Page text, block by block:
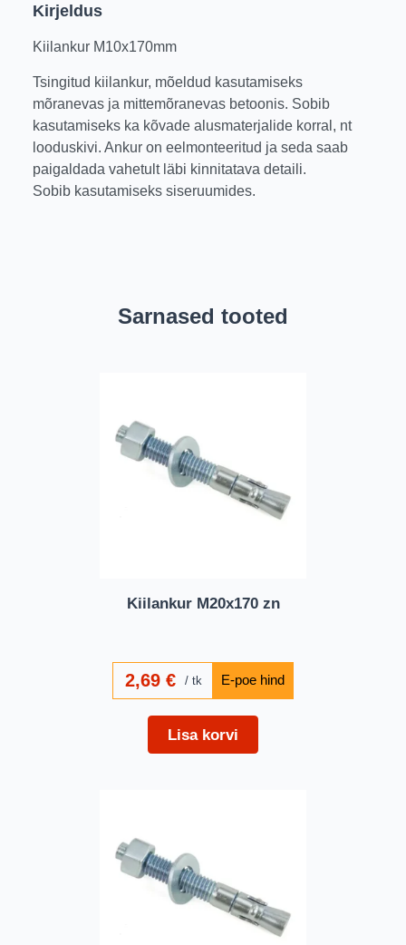
Kirjeldus
Kiilankur M10x170mm
Tsingitud kiilankur, mõeldud kasutamiseks
mõranevas ja mittemõranevas betoonis. Sobib
kasutamiseks ka kõvade alusmaterjalide korral, nt
looduskivi. Ankur on eelmonteeritud ja seda saab
paigaldada vahetult läbi kinnitatava detaili.
Sobib kasutamiseks siseruumides.
Sarnased tooted
Kiilankur M20x170 zn
2,69€ tk
Lisa korvi